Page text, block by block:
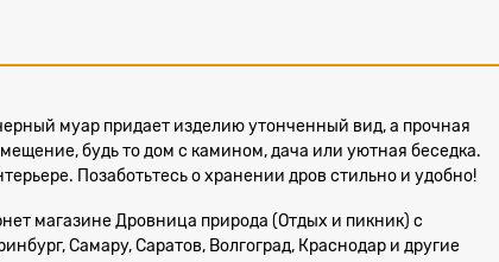
муар придает изделию утонченный вид, а прочная
будь то дом с камином, дача или уютная беседка.
Позаботьтесь о хранении дров стильно и удобно!
магазине Дровница природа (Отдых и пикник) с
Самару, Саратов, Волгоград, Краснодар и другие